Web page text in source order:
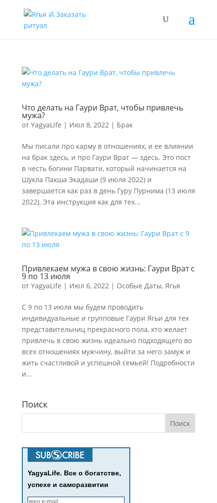
Что делать на Гаури Врат, чтобы привлечь
мужа?
от YagyaLife | Июл 8, 2022| Брак
Мы писали про карму в отношениях, и ее влиянии
на брак здесь, и про Гаури Врат — здесь. Это пост
в честь богини Парвати, который начинается на
Шукла Пакша Экадаши (9 июля 2022) и
завершается как раз в день Гуру Пурнима (13 июля
2022). Эта инструкция как для тех...
Привлекаем мужа в свою жизнь: Гаури Врат с
9 по 13 июля
от YagyaLife | Июл 6, 2022| Особые Даты, Ягья
С 9 по 13 июля мы будем проводить
индивидуальные и групповые Гаури Ягьи для тех
представительниц прекрасного пола, кто желает
привлечь в свою жизнь идеально подходящего во
всех отношениях мужчину, выйти за него замуж и
жить счастливой и успешной семьей! Подробности
и...
Поиск
YagyaLife. Все о богатстве,
успехе и саморазвитии